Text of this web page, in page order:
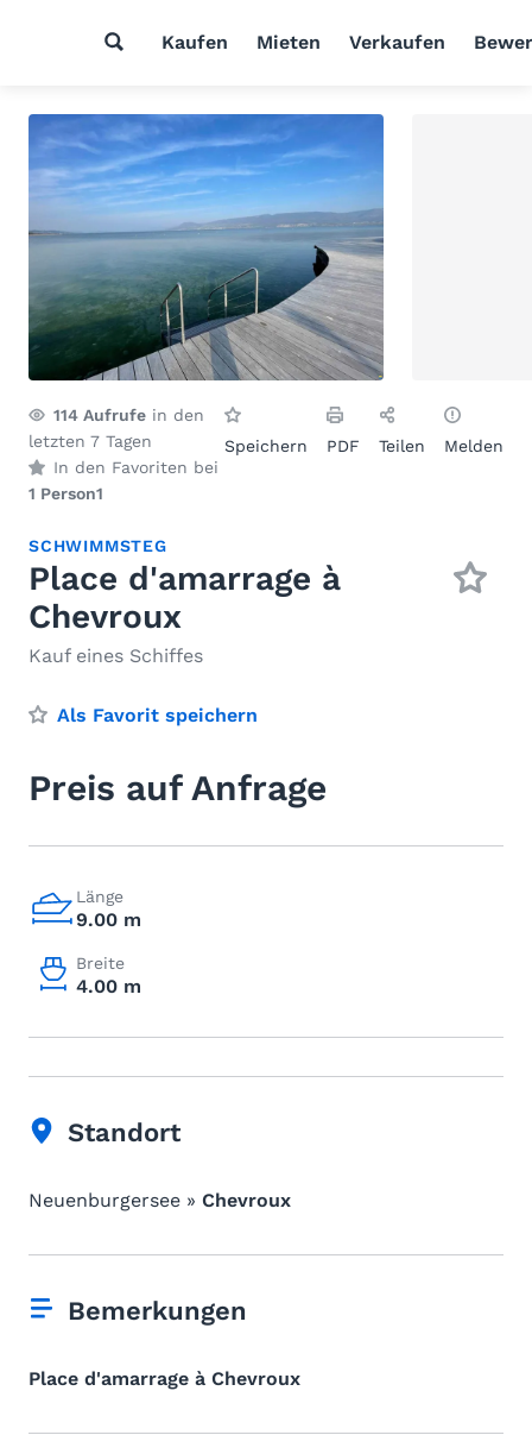
Kaufen Mieten Verkaufen
114 Aufrufe in den
letzten 7 Tagen
In den Favoriten bei
1 Person1
Speichern PDF Teilen Melden
SCHWIMMSTEG
Place d'amarrage à
Chevroux
Kauf eines Schiffes
Als Favorit speichern
Preis auf Anfrage
Länge
9.00 m
Breite
4.00 m
Standort
Neuenburgersee » Chevroux
Bemerkungen
Place d'amarrage à Chevroux